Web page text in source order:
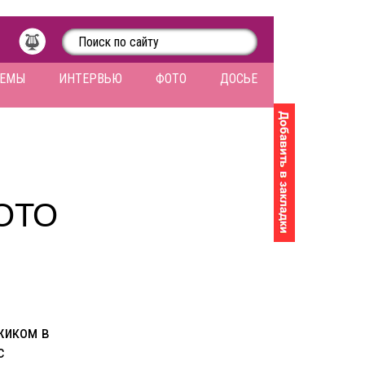
ИНТЕРВЬЮ ФОТО ДОСЬЕ
в